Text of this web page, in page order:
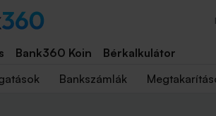
Bank360 Koin Bérkalkulátor
Bankszámlák